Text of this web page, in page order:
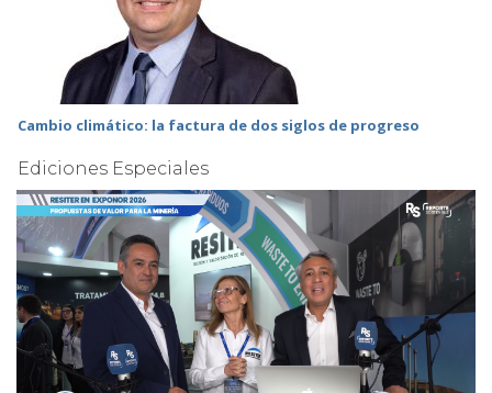
Cambio climático: la factura de dos siglos de progreso
Ediciones Especiales